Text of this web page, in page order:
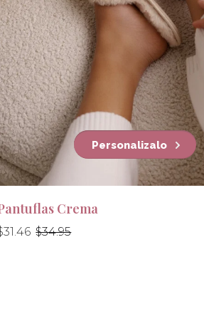
Personalizalo
Crema
$34.95